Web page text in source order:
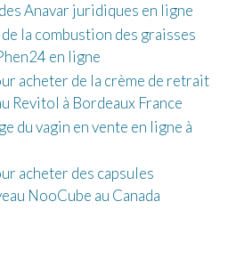
Anavar juridiques en ligne
la combustion des graisses
en ligne
acheter de la crème de retrait
Revitol à Bordeaux France
du vagin en vente en ligne à
acheter des capsules
NooCube au Canada